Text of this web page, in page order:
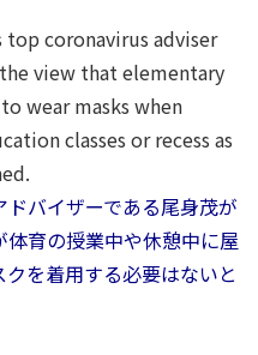
top coronavirus adviser
view that elementary
wear masks when
classes or recess as
バイザーである尾身茂が
育の授業中や休憩中に屋
を着用する必要はないと